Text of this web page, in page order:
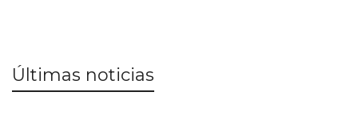
Últimas noticias